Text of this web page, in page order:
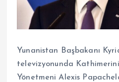
Yunanistan Başbakanı
televizyonunda
Yönetmeni Alexis